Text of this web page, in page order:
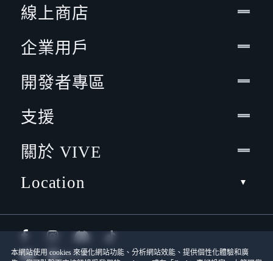
本網站使用 cookies 來優化網站功能、分析網站效能、提供個性化體驗和廣
線上商店
企業用戶
開發者專區
支援
關於 VIVE
Location